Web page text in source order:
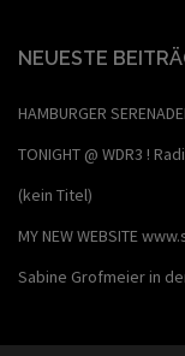
NEUESTE
HAMBURGER
TONIGHT @ WDR3 !
(kein Titel)
MY NEW WEBSITE
Sabine Grofmeier in